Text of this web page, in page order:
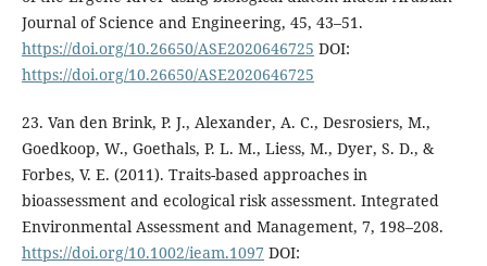
Journal of Science and Engineering, 45, 43–51.
https://doi.org/10.26650/ASE2020646725 DOI:
https://doi.org/10.26650/ASE2020646725
23. Van den Brink, P. J., Alexander, A. C., Desrosiers, M.,
Goedkoop, W., Goethals, P. L. M., Liess, M., Dyer, S. D., &
Forbes, V. E. (2011). Traits-based approaches in
bioassessment and ecological risk assessment. Integrated
Environmental Assessment and Management, 7, 198–208.
https://doi.org/10.1002/ieam.1097 DOI: